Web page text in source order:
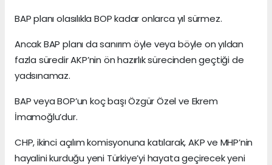
BAP planı olasılıkla BOP kadar onlarca yıl sürmez.
Ancak BAP planı da sanırım öyle veya böyle on yıldan
fazla süredir AKP’nin ön hazırlık sürecinden geçtiği de
yadsınamaz.
BAP veya BOP’un koç başı Özgür Özel ve Ekrem
İmamoğlu’dur.
CHP, ikinci açılım komisyonuna katılarak, AKP ve MHP’nin
hayalini kurduğu yeni Türkiye’yi hayata geçirecek yeni